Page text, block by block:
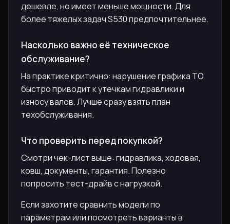
дешевле, но имеет меньше мощности. Для
более тяжелых задач S530 предпочтительнее.
Насколько важно её техническое
обслуживание?
На практике критично: нарушение графика ТО
быстро приводит к утечкам гидравлики и
износу валов. Лучше сразу взять план
техобслуживания.
Что проверить перед покупкой?
Смотри чек-лист выше: гидравлика, ходовая,
ковш, документы, гарантия. Полезно
попросить тест-драйв с нагрузкой.
Если захотите сравнить модели по
параметрам или посмотреть варианты в